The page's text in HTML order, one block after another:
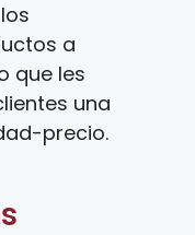
a
que les
una
precio.